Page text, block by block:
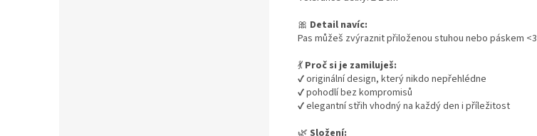
🎀 Detail navíc:
Pas můžeš zvýraznit přiloženou stuhou nebo páskem <3
💃 Proč si je zamiluješ:
✔️ originální design, který nikdo nepřehlédne
✔️ pohodlí bez kompromisů
✔️ elegantní střih vhodný na každý den i příležitost